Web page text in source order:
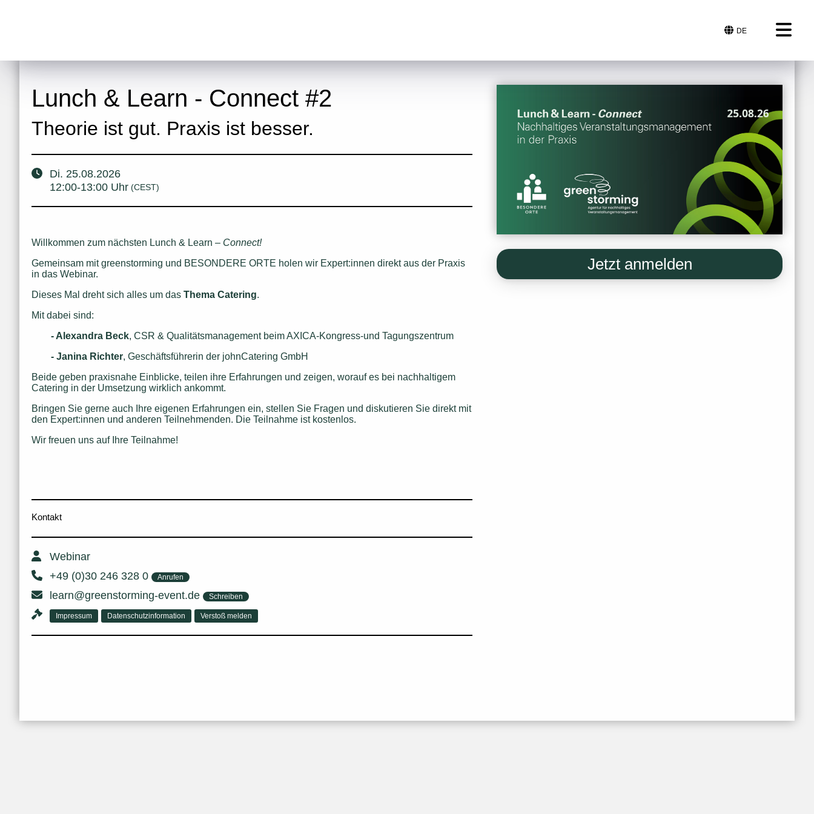
DE
Lunch & Learn - Connect #2
Theorie ist gut. Praxis ist besser.
Di. 25.08.2026
12:00-13:00 Uhr (CEST)
Willkommen zum nächsten Lunch & Learn – Connect!
Gemeinsam mit greenstorming und BESONDERE ORTE holen wir Expert:innen direkt aus der Praxis
in das Webinar.
Dieses Mal dreht sich alles um das Thema Catering.
Mit dabei sind:
- Alexandra Beck, CSR & Qualitätsmanagement beim AXICA-Kongress-und Tagungszentrum
- Janina Richter, Geschäftsführerin der johnCatering GmbH
Beide geben praxisnahe Einblicke, teilen ihre Erfahrungen und zeigen, worauf es bei nachhaltigem
Catering in der Umsetzung wirklich ankommt.
Bringen Sie gerne auch Ihre eigenen Erfahrungen ein, stellen Sie Fragen und diskutieren Sie direkt mit
den Expert:innen und anderen Teilnehmenden. Die Teilnahme ist kostenlos.
Wir freuen uns auf Ihre Teilnahme!
Kontakt
Webinar
+49 (0)30 246 328 0
Anrufen
learn@greenstorming-event.de Schreiben
Impressum Datenschutzinformation Verstoß melden
Jetzt anmelden